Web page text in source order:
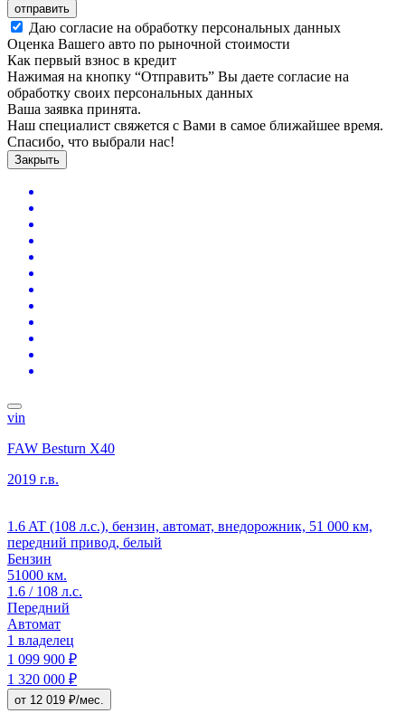
отправить
Даю согласие на обработку персональных данных
Оценка Вашего авто по рыночной стоимости
Как первый взнос в кредит
Нажимая на кнопку “Отправить” Вы даете согласие на
обработку своих персональных данных
Ваша заявка принята.
Наш специалист свяжется с Вами в самое ближайшее время.
Спасибо, что выбрали нас!
Закрыть
vin
FAW Besturn X40
2019 г.в.
1.6 AT (108 л.с.), бензин, автомат, внедорожник, 51 000 км,
передний привод, белый
Бензин
51000 км.
1.6 / 108 л.с.
Передний
Автомат
1 владелец
1 099 900 ₽
1 320 000 ₽
от 12 019 ₽/мес.